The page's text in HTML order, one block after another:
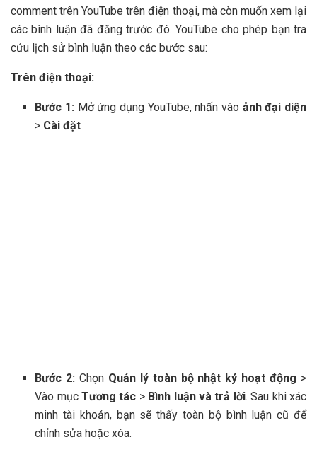
comment trên YouTube trên điện thoại, mà còn muốn xem lại
các bình luận đã đăng trước đó. YouTube cho phép bạn tra
cứu lịch sử bình luận theo các bước sau:
Trên điện thoại:
Bước 1: Mở ứng dụng YouTube, nhấn vào ảnh đại diện
> Cài đặt
Bước 2: Chọn Quản lý toàn bộ nhật ký hoạt động >
Vào mụcTương tác > Bình luận và trả lời. Sau khi xác
minh tài khoản, bạn sẽ thấy toàn bộ bình luận cũ để
chỉnh sửa hoặc xóa.